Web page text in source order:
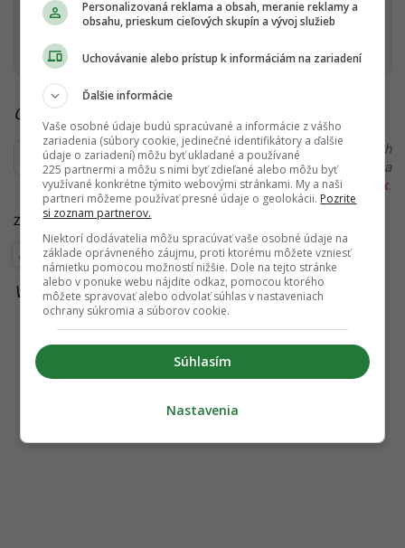
Pridať ako preferovaný zdroj
Čítaj viac z kategórie:
Ďakujeme, že čítaš Startitup. V prípade, že máš postreh
alebo si našiel v článku chybu, napíš nám na
redakcia@startitup.sk.
Zdroje:WHO,Redakcia,Parade
Wellbeing
Viac k téme:cvikla,hypertenzia,vysoky krvny tlak
Personalizovaná reklama a obsah, meranie reklamy a
obsahu, prieskum cieľových skupín a vývoj služieb
Uchovávanie alebo prístup k informáciám na zariadení
Ďalšie informácie
Vaše osobné údaje budú spracúvané a informácie z vášho
zariadenia (súbory cookie, jedinečné identifikátory a ďalšie
údaje o zariadení) môžu byť ukladané a používané
225 partnermi a môžu s nimi byť zdieľané alebo môžu byť
využívané konkrétne týmito webovými stránkami. My a naši
partneri môžeme používať presné údaje o geolokácii. Pozrite
si zoznam partnerov.
Niektorí dodávatelia môžu spracúvať vaše osobné údaje na
základe oprávneného záujmu, proti ktorému môžete vzniesť
námietku pomocou možností nižšie. Dole na tejto stránke
alebo v ponuke webu nájdite odkaz, pomocou ktorého
môžete spravovať alebo odvolať súhlas v nastaveniach
ochrany súkromia a súborov cookie.
Súhlasím
Nastavenia